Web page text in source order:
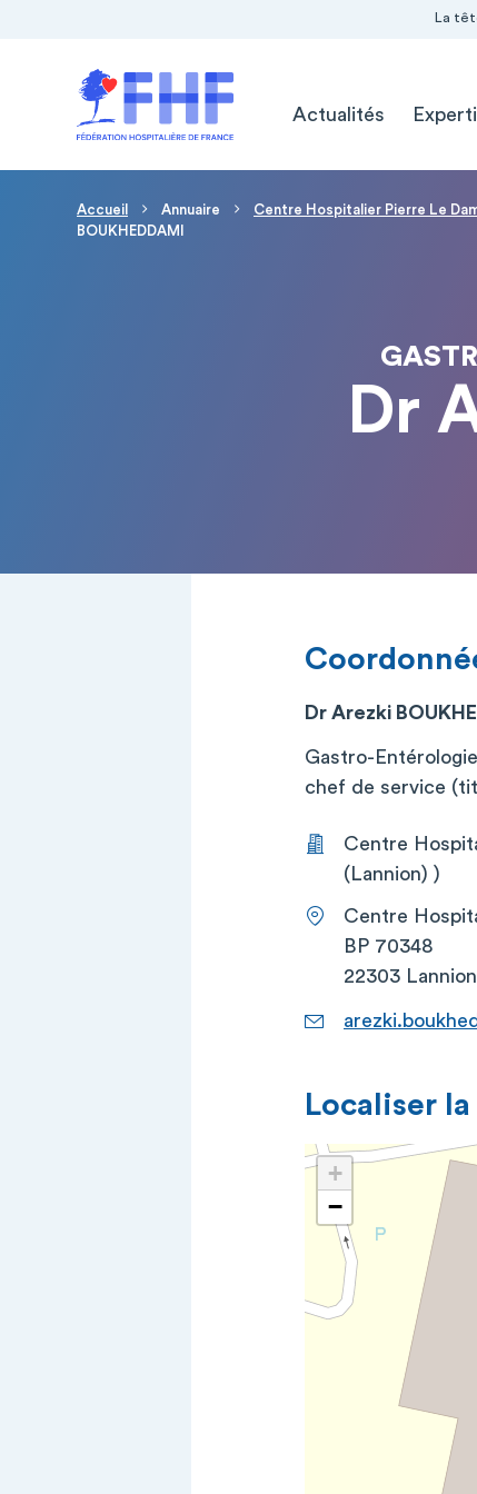
La
Actualités
Fil d'Ariane
Accueil Annuaire Centre Hospitalier Pierre Le
BOUKHEDDAMI
Dr
Dr Arezki
Gastro-
chef de service
Centre
(Lannion) )
Centre
BP 70348
22303
Localiser
+
−